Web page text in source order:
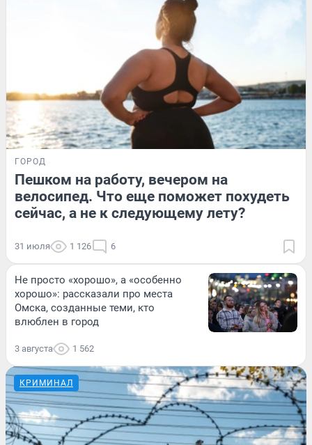
ГОРОД
Пешком на работу, вечером на
велосипед. Что еще поможет похудеть
сейчас, а не к следующему лету?
31 июля 1 126 6
Не просто «хорошо», а «особенно
хорошо»: рассказали про места
Омска, созданные теми, кто
влюблен в город
3 августа 1 562
КРИМИНАЛ